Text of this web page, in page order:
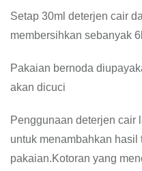
Setap 30ml deterjen cair
membersihkan sebanyak
Pakaian bernoda
akan dicuci
Penggunaan deterjen cair
untuk menambahkan hasil
pakaian.Kotoran yang